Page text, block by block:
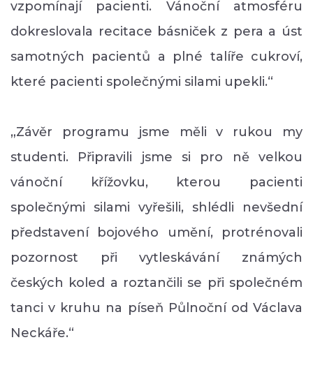
vzpomínají pacienti. Vánoční atmosféru
dokreslovala recitace básniček z pera a úst
samotných pacientů a plné talíře cukroví,
které pacienti společnými silami upekli.“
„Závěr programu jsme měli v rukou my
studenti. Připravili jsme si pro ně velkou
vánoční křížovku, kterou pacienti
společnými silami vyřešili, shlédli nevšední
představení bojového umění, protrénovali
pozornost při vytleskávání známých
českých koled a roztančili se při společném
tanci v kruhu na píseň Půlnoční od Václava
Neckáře.“